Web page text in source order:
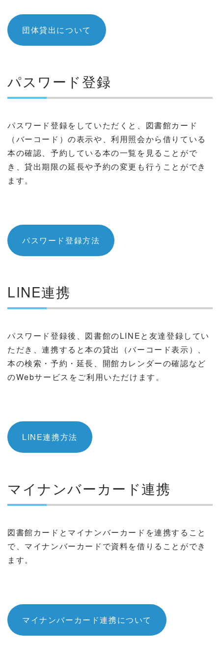
団体貸出について
パスワード登録
パスワード登録をしていただくと、図書館カード
（バーコード）の表示や、利用照会から借りている
本の確認、予約している本の一覧を見ることがで
き、貸出期限の延長や予約の変更も行うことができ
ます。
パスワード登録方法
LINE連携
パスワード登録後、図書館のLINEと友達登録してい
ただき、連携すると本の貸出（バーコード表示）、
本の検索・予約・延長、開館カレンダーの確認など
のWebサービスをご利用いただけます。
LINE連携方法
マイナンバーカード連携
図書館カードとマイナンバーカードを連携すること
で、マイナンバーカードで資料を借りることができ
ます。
マイナンバーカード連携について